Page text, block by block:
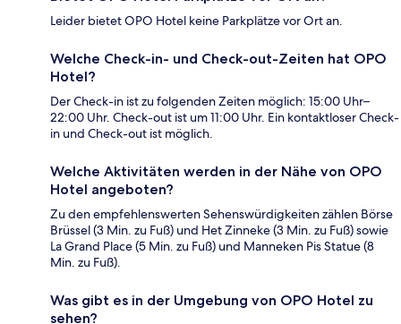
Leider bietet OPO Hotel keine Parkplätze vor Ort an.
Welche Check-in- und Check-out-Zeiten hat OPO
Hotel?
Der Check-in ist zu folgenden Zeiten möglich: 15:00 Uhr–
22:00 Uhr. Check-out ist um 11:00 Uhr. Ein kontaktloser Check-
in und Check-out ist möglich.
Welche Aktivitäten werden in der Nähe von OPO
Hotel angeboten?
Zu den empfehlenswerten Sehenswürdigkeiten zählen Börse
Brüssel (3 Min. zu Fuß) und Het Zinneke (3 Min. zu Fuß) sowie
La Grand Place (5 Min. zu Fuß) und Manneken Pis Statue (8
Min. zu Fuß).
Was gibt es in der Umgebung von OPO Hotel zu
sehen?